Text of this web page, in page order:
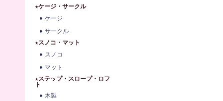
★ケージ・サークル
ケージ
サークル
★スノコ・マット
スノコ
マット
★ステップ・スロープ・ロフ
ト
木製